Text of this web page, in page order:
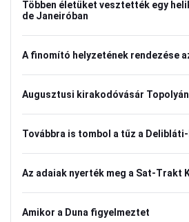
Többen életüket vesztették egy
de Janeiróban
A finomító helyzetének rendezése
Augusztusi kirakodóvásár Topolyán
Továbbra is tombol a tűz a
Az adaiak nyerték meg a Sat-Trakt
Amikor a Duna figyelmeztet